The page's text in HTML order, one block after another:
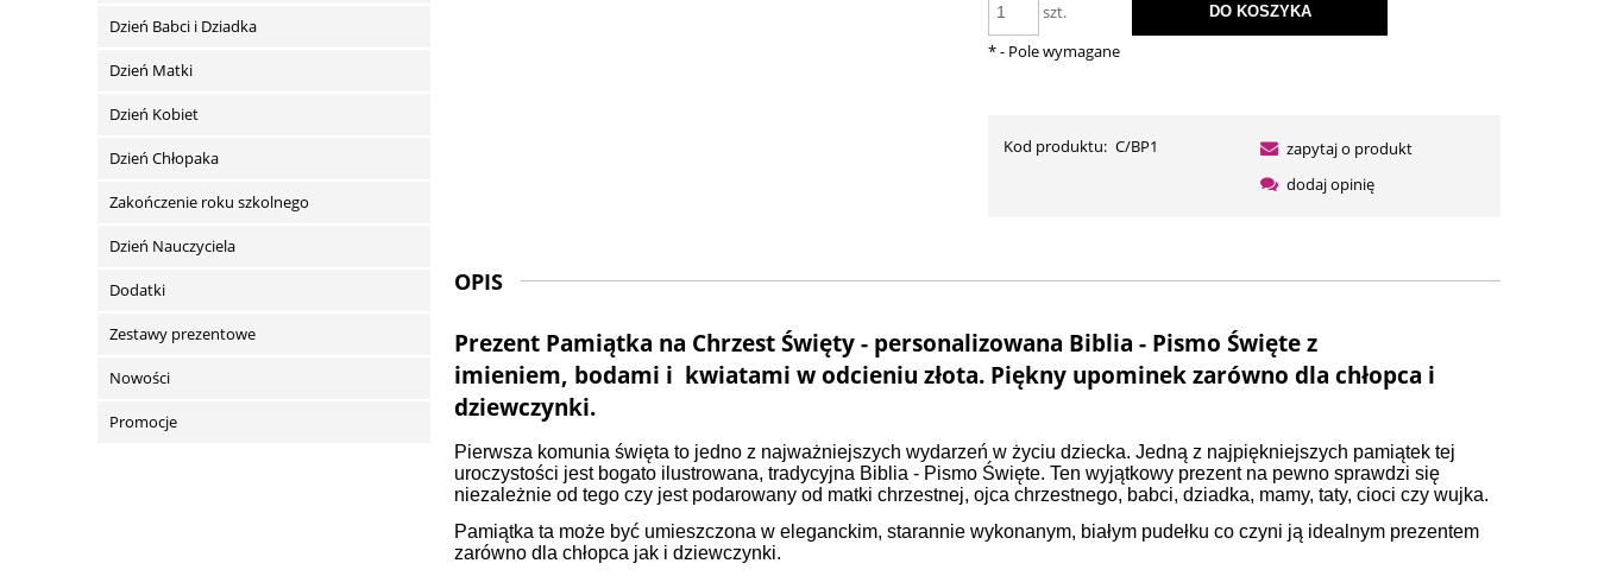
Dzień Babci i Dziadka
Dzień Matki
Dzień Kobiet
Dzień Chłopaka
Zakończenie roku szkolnego
Dzień Nauczyciela
Dodatki
Zestawy prezentowe
Nowości
Promocje
szt. DO KOSZYKA
*- Pole wymagane
Kod produktu: C/BP1
zapytaj o produkt
dodaj opinię
OPIS
Prezent Pamiątka na Chrzest Święty - personalizowana Biblia - Pismo Święte z
imieniem, bodami i kwiatami w odcieniu złota. Piękny upominek zarówno dla chłopca i
dziewczynki.
Pierwsza komunia święta to jedno z najważniejszych wydarzeń w życiu dziecka. Jedną z najpiękniejszych pamiątek tej
uroczystości jest bogato ilustrowana, tradycyjna Biblia - Pismo Święte. Ten wyjątkowy prezent na pewno sprawdzi się
niezależnie od tego czy jest podarowany od matki chrzestnej, ojca chrzestnego, babci, dziadka, mamy, taty, cioci czy wujka.
Pamiątka ta może być umieszczona w eleganckim, starannie wykonanym, białym pudełku co czyni ją idealnym prezentem
zarówno dla chłopca jak i dziewczynki.